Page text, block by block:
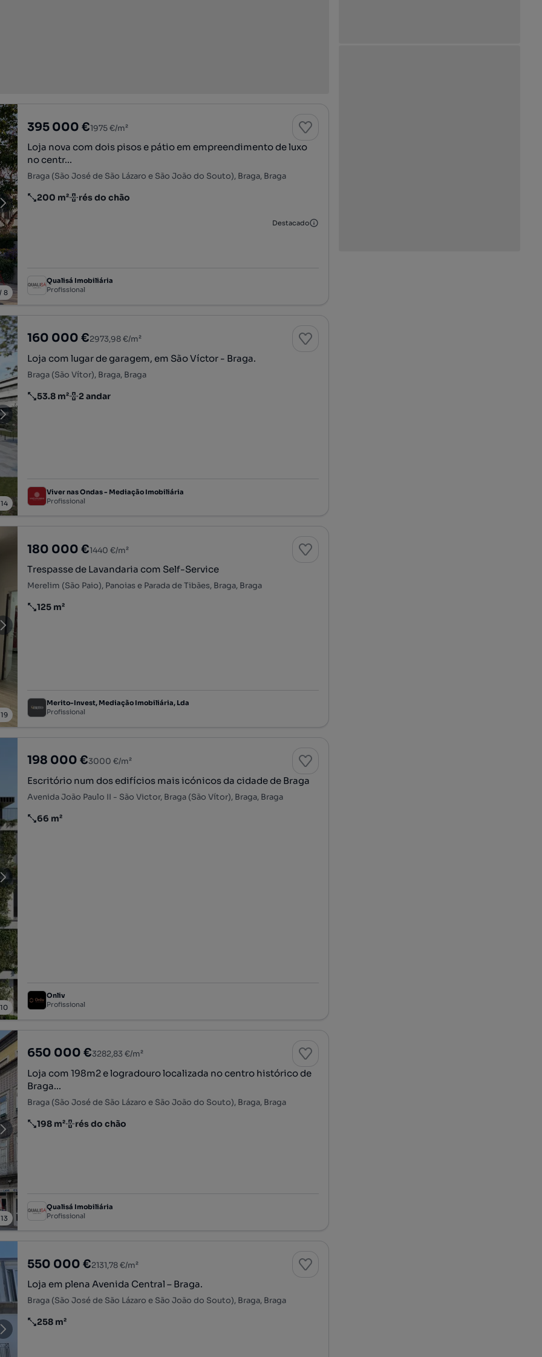
8
395 000 €1975 €/m²
Loja nova com dois pisos e pátio em empreendimento de luxo
no centr...
Braga (São José de São Lázaro e São João do Souto), Braga, Braga
Preço por metro quadrado
200 m²
Andar rés do chão
Destacado
Qualisá Imobiliária
Profissional
14
160 000 €2973,98 €/m²
Loja com lugar de garagem, em São Víctor - Braga.
Braga (São Vítor), Braga, Braga
Preço por metro quadrado
53.8 m²
Andar 2 andar
Viver nas Ondas - Mediação Imobiliária
Profissional
19
180 000 €1440 €/m²
Trespasse de Lavandaria com Self-Service
Merelim (São Paio), Panoias e Parada de Tibães, Braga, Braga
Preço por metro quadrado
125 m²
Merito-Invest, Mediação Imobiliária, Lda
Profissional
10
198 000 €3000 €/m²
Escritório num dos edifícios mais icónicos da cidade de Braga
Avenida João Paulo II - São Victor, Braga (São Vítor), Braga, Braga
Preço por metro quadrado
66 m²
Onliv
Profissional
13
650 000 €3282,83 €/m²
Loja com 198m2 e logradouro localizada no centro histórico de
Braga...
Braga (São José de São Lázaro e São João do Souto), Braga, Braga
Preço por metro quadrado
198 m²
Andar rés do chão
Qualisá Imobiliária
Profissional
550 000 €2131,78 €/m²
Loja em plena Avenida Central – Braga.
Braga (São José de São Lázaro e São João do Souto), Braga, Braga
Preço por metro quadrado
258 m²